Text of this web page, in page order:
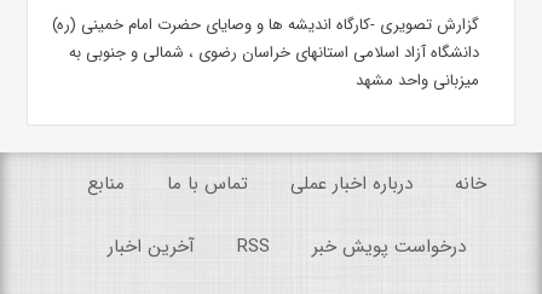
گزارش تصویری -کارگاه اندیشه ها و وصایای حضرت امام خمینی (ره)
دانشگاه آزاد اسلامی استانهای خراسان رضوی ، شمالی و جنوبی به
میزبانی واحد مشهد
خانه درباره اخبار عملی تماس با ما منابع
درخواست پویش خبر RSS آخرین اخبار